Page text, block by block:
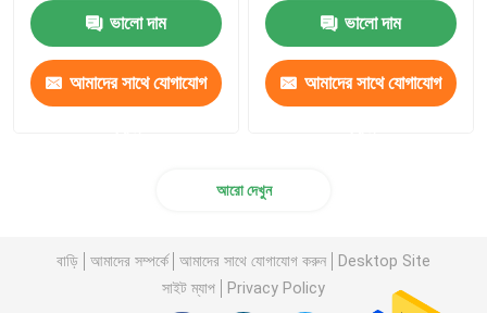
ভালো দাম
আমাদের সাথে যোগাযোগ
ভালো দাম
আমাদের সাথে যোগাযোগ
আরো দেখুন
বাড়ি আমাদের সম্পর্কে আমাদের সাথে যোগাযোগ করুন
Desktop Site
সাইট ম্যাপ
Privacy Policy